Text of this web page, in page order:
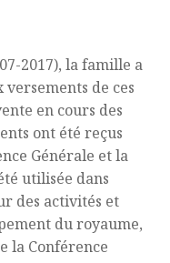
2017), la famille a
de ces
en cours des
ont été reçus
Générale et la
utilisée dans
des activités et
du royaume,
la Conférence